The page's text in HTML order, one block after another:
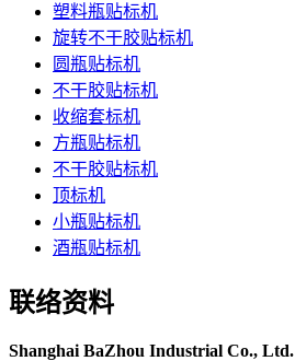
塑料瓶贴标机
旋转不干胶贴标机
圆瓶贴标机
不干胶贴标机
收缩套标机
方瓶贴标机
不干胶贴标机
顶标机
小瓶贴标机
酒瓶贴标机
联络资料
Shanghai BaZhou Industrial Co., Ltd.